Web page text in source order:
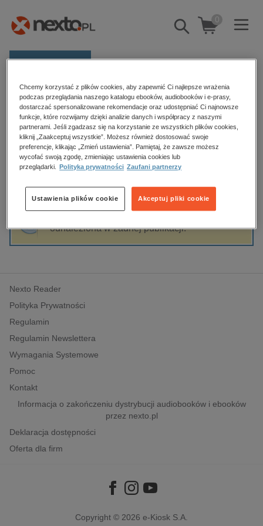
Pokaż/schowaj
wyszukiwarkę
0
E-prasa
Kategorie
Zobacz wszystkie E-prasa
budownictwo, aranżacja wnętrz
biznesowe, branżowe, gospodarka
edukacja
hobby, sport, rozrywka
komputery, internet, technologie, informatyka
polityka, społeczno-informacyjne
psychologiczne
inne
popularno-naukowe
historia
Strona główna Witold Rogowski
Witold Rogowski
Sortowanie Filtrowanie
odnaleziona w żadnej publikacji.
Nexto Reader
Polityka Prywatności
Regulamin
Regulamin Newslettera
Wymagania Systemowe
Pomoc
Kontakt
Informacja o zakończeniu dystrybucji audiobooków i ebooków
przez nexto.pl
Deklaracja dostępności
Oferta dla firm
Copyright © 2026 e-Kiosk S.A.
Chcemy korzystać z plików cookies, aby zapewnić Ci najlepsze wrażenia
podczas przeglądania naszego katalogu ebooków, audiobooków i e-prasy,
dostarczać spersonalizowane rekomendacje oraz udostępniać Ci najnowsze
funkcje, które rozwijamy dzięki analizie danych i współpracy z naszymi
partnerami. Jeśli zgadzasz się na korzystanie ze wszystkich plików cookies,
kliknij „Zaakceptuj wszystkie”. Możesz również dostosować swoje
preferencje, klikając „Zmień ustawienia”. Pamiętaj, że zawsze możesz
wycofać swoją zgodę, zmieniając ustawienia cookies lub
przeglądarki.
Polityka prywatności Zaufani partnerzy
Akceptuj pliki cookie
Ustawienia plików cookie